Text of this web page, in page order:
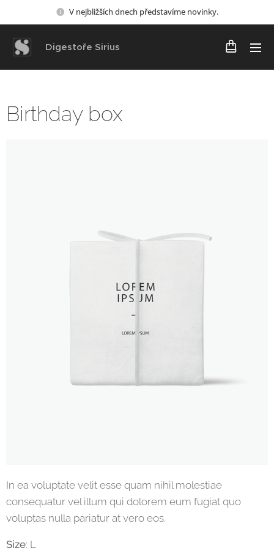
V nejbližších dnech představíme novinky.
Digestoře Sirius
Birthday box
In ea voluptate velit esse quam nihil molestiae
consequatur vel illum qui dolorem eum fugiat quo
voluptas nulla pariatur at vero eos.
Size: L